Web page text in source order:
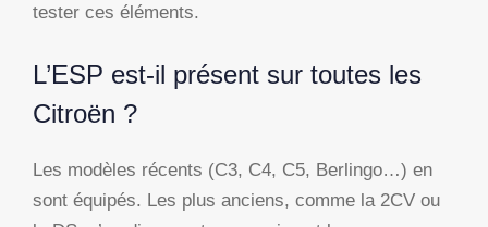
tester ces éléments.
L’ESP est-il présent sur toutes les
Citroën ?
Les modèles récents (C3, C4, C5, Berlingo…) en
sont équipés. Les plus anciens, comme la 2CV ou